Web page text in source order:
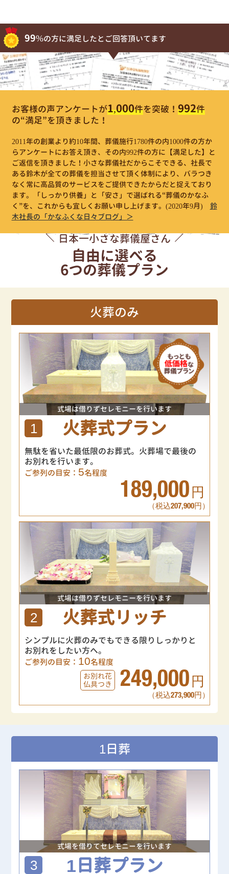
99%の方に満足したとご回答頂いてます
お客様の声アンケートが1,000件を突破！ 992件
の“満足”を頂きました！
2011年の創業より約10年間、葬儀施行1780件の内1000件の方か
らアンケートにお答え頂き、その内992件の方に【満足した】と
ご返信を頂きました！小さな葬儀社だからこそできる、社長で
ある鈴木が全ての葬儀を担当させて頂く体制により、バラつき
なく常に高品質のサービスをご提供できたからだと捉えており
ます。「しっかり供養」と「安さ」で選ばれる“葬儀のかなふ
く”を、これからも宜しくお願い申し上げます。 (2020年9月)
鈴
木社長の「かなふくな日々ブログ」＞
日本一小さな葬儀屋さん
自由に選べる
6つの葬儀プラン
火葬のみ
式場は借りずセレモニーを行います
1 火葬式プラン
無駄を省いた最低限のお葬式。火葬場で最後の
お別れを行います。
ご参列の目安： 5名程度
189,000 円
（税込207,900円）
式場は借りずセレモニーを行います
2 火葬式リッチ
シンプルに火葬のみでもできる限りしっかりと
お別れをしたい方へ。
ご参列の目安： 10名程度
お別れ花
仏具つき
249,000 円
（税込273,900円）
1日葬
式場を借りてセレモニーを行います
3 1日葬プラン